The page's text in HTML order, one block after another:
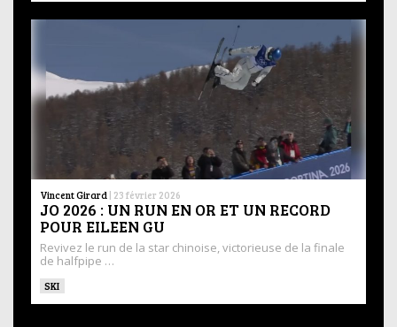
Vincent Girard | 23 février 2026
JO 2026 : UN RUN EN OR ET UN RECORD
POUR EILEEN GU
Revivez le run de la star chinoise, victorieuse de la finale
de halfpipe …
SKI